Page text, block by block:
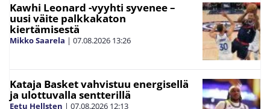
Kawhi Leonard -vyyhti syvenee –
uusi väite palkkakaton
kiertämisestä
Mikko Saarela | 07.08.2026 13:26
Kataja Basket vahvistuu energisellä
ja ulottuvalla sentterillä
Eetu Hellsten | 07.08.2026 12:13